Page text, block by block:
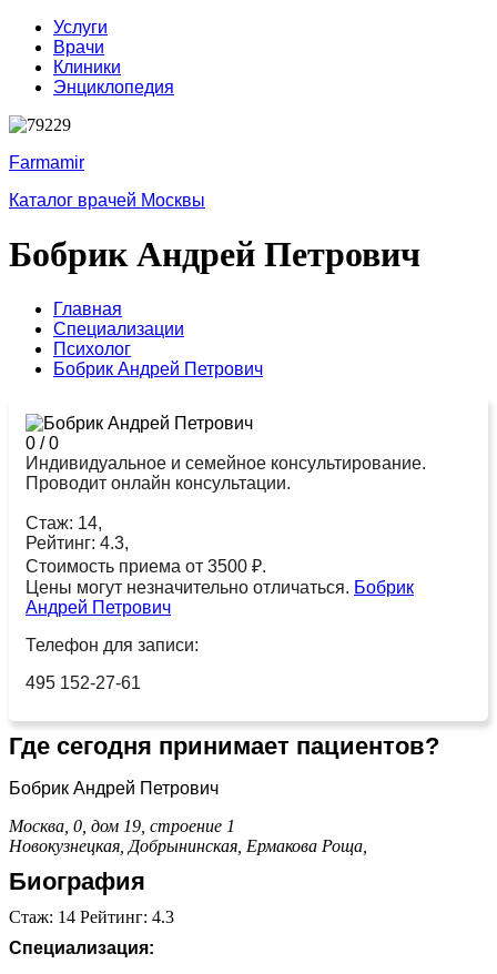
Услуги
Врачи
Клиники
Энциклопедия
Farmamir
Каталог врачей Москвы
Бобрик Андрей Петрович
Главная
Специализации
Психолог
Бобрик Андрей Петрович
0 /0
Индивидуальное и семейное консультирование.
Проводит онлайн консультации.
Стаж: 14,
Рейтинг: 4.3,
Стоимость приема от 3500 ₽.
Цены могут незначительно отличаться. Бобрик
Андрей Петрович
Телефон для записи:
495 152-27-61
Где сегодня принимает пациентов?
Бобрик Андрей Петрович
Москва, 0, дом 19, строение 1
Новокузнецкая, Добрынинская, Ермакова Роща,
Биография
Стаж: 14 Рейтинг: 4.3
Специализация: